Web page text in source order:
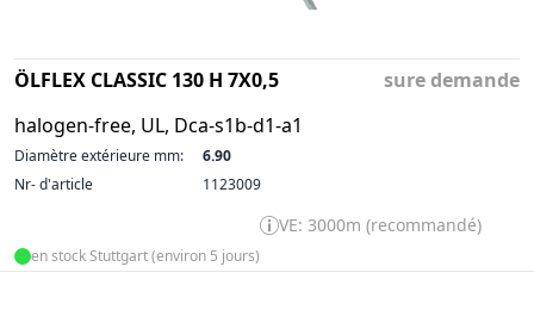
ÖLFLEX CLASSIC 130 H 7X0,5
halogen-free, UL, Dca-s1b-d1-a1
sure demande
Diamètre extérieure mm:
6.90
Nr- d'article
1123009
VE: 3000m (recommandé)
en stock Stuttgart (environ 5 jours)